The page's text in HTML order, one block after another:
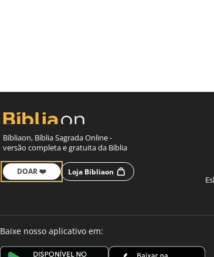
Bíbliaon, Bíblia Sagrada Online -
versão completa e gratuita da Bíblia
DOAR ❤️ Loja Bíbliaon
Baixe nosso aplicativo em: